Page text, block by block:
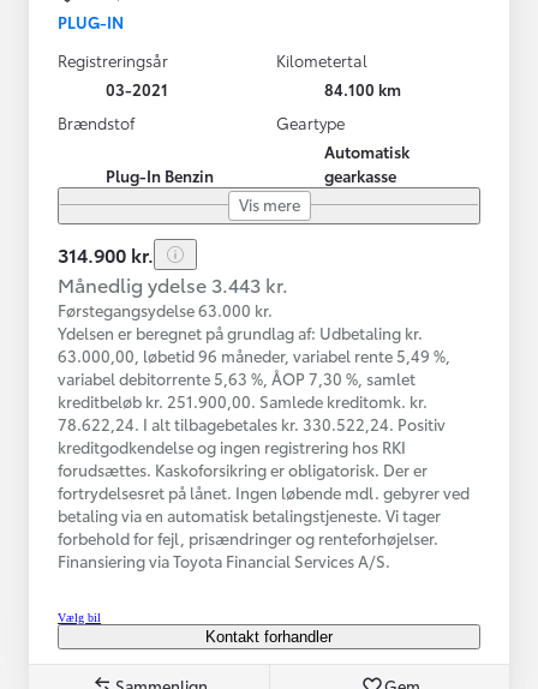
PLUG-IN
Registreringsår
03-2021
Kilometertal
84.100 km
Brændstof
Plug-In Benzin
Geartype
Automatisk
gearkasse
Vis mere
314.900 kr.
Månedlig ydelse 3.443 kr.
Førstegangsydelse 63.000 kr.
Ydelsen er beregnet på grundlag af: Udbetaling kr.
63.000,00, løbetid 96 måneder, variabel rente 5,49 %,
variabel debitorrente 5,63 %, ÅOP 7,30 %, samlet
kreditbeløb kr. 251.900,00. Samlede kreditomk. kr.
78.622,24. I alt tilbagebetales kr. 330.522,24. Positiv
kreditgodkendelse og ingen registrering hos RKI
forudsættes. Kaskoforsikring er obligatorisk. Der er
fortrydelsesret på lånet. Ingen løbende mdl. gebyrer ved
betaling via en automatisk betalingstjeneste. Vi tager
forbehold for fejl, prisændringer og renteforhøjelser.
Finansiering via Toyota Financial Services A/S.
Vælg bil
Kontakt forhandler